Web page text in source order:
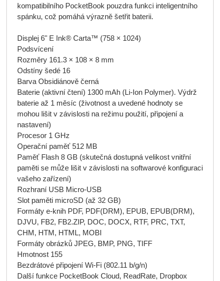
kompatibilního PocketBook pouzdra funkci inteligentního
spánku, což pomáhá výrazně šetřit baterii.
Displej 6" E Ink® Carta™ (758 × 1024)
Podsvícení
Rozměry 161.3 × 108 × 8 mm
Odstíny šedé 16
Barva Obsidiánově černá
Baterie (aktivní čtení) 1300 mAh (Li-Ion Polymer). Výdrž
baterie až 1 měsíc (životnost a uvedené hodnoty se
mohou lišit v závislosti na režimu použití, připojení a
nastavení)
Procesor 1 GHz
Operační paměť 512 MB
Paměť Flash 8 GB (skutečná dostupná velikost vnitřní
paměti se může lišit v závislosti na softwarové konfiguraci
vašeho zařízení)
Rozhraní USB Micro-USB
Slot paměti microSD (až 32 GB)
Formáty e-knih PDF, PDF(DRM), EPUB, EPUB(DRM),
DJVU, FB2, FB2.ZIP, DOC, DOCX, RTF, PRC, TXT,
CHM, HTM, HTML, MOBI
Formáty obrázků JPEG, BMP, PNG, TIFF
Hmotnost 155
Bezdrátové připojení Wi-Fi (802.11 b/g/n)
Další funkce PocketBook Cloud, ReadRate, Dropbox